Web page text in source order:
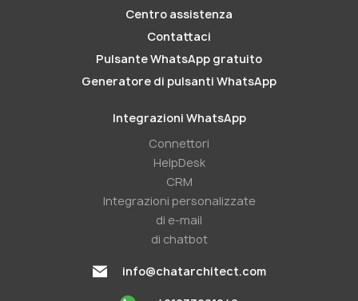
Centro assistenza
Contattaci
Pulsante WhatsApp gratuito
Generatore di pulsanti WhatsApp
Integrazioni WhatsApp
Connettori
HelpDesk
CRM
Integrazioni personalizzate
di e-mail
di chatbot
info@chatarchitect.com